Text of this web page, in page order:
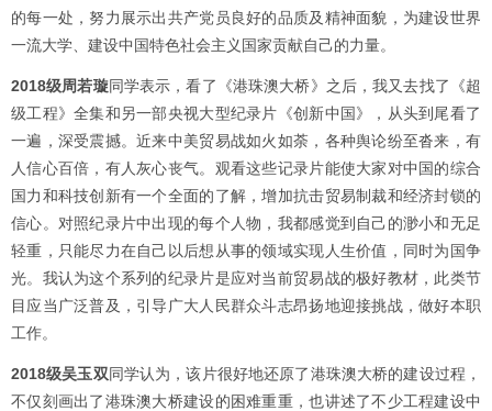
的每一处，努力展示出共产党员良好的品质及精神面貌，为建设世界
一流大学、建设中国特色社会主义国家贡献自己的力量。
2018级周若璇同学表示，看了《港珠澳大桥》之后，我又去找了《超
级工程》全集和另一部央视大型纪录片《创新中国》，从头到尾看了
一遍，深受震撼。近来中美贸易战如火如荼，各种舆论纷至沓来，有
人信心百倍，有人灰心丧气。观看这些记录片能使大家对中国的综合
国力和科技创新有一个全面的了解，增加抗击贸易制裁和经济封锁的
信心。对照纪录片中出现的每个人物，我都感觉到自己的渺小和无足
轻重，只能尽力在自己以后想从事的领域实现人生价值，同时为国争
光。我认为这个系列的纪录片是应对当前贸易战的极好教材，此类节
目应当广泛普及，引导广大人民群众斗志昂扬地迎接挑战，做好本职
工作。
2018级吴玉双同学认为，该片很好地还原了港珠澳大桥的建设过程，
不仅刻画出了港珠澳大桥建设的困难重重，也讲述了不少工程建设中